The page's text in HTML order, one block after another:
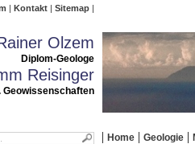
Kontakt Sitemap
Olzem
Diplom-Geologe
Reisinger
Geowissenschaften
Home Geologie